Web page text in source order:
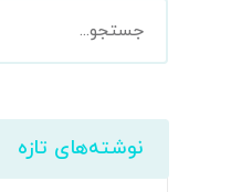
نوشته‌های تازه